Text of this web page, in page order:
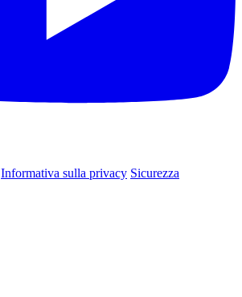
Informativa sulla privacy Sicurezza